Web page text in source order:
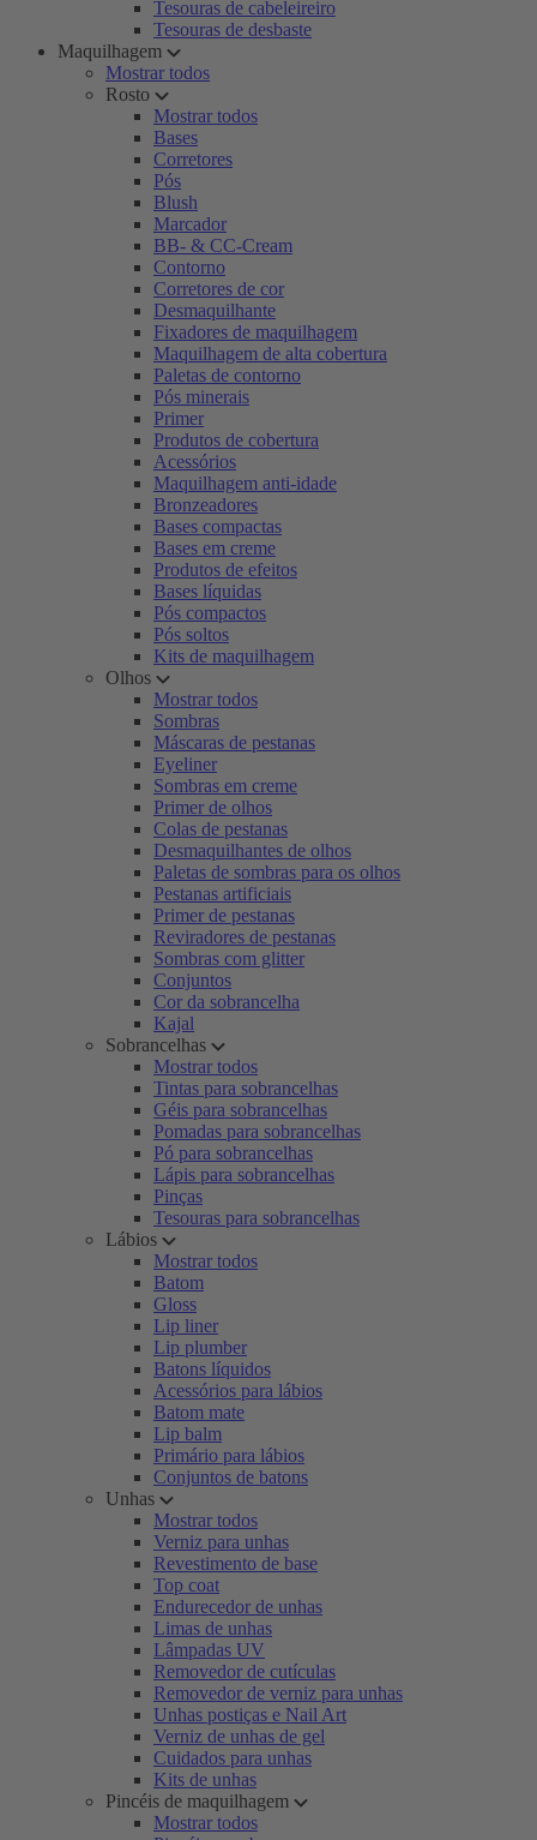
Tesouras de cabeleireiro
Tesouras de desbaste
Maquilhagem
Mostrar todos
Rosto
Mostrar todos
Bases
Corretores
Pós
Blush
Marcador
BB- & CC-Cream
Contorno
Corretores de cor
Desmaquilhante
Fixadores de maquilhagem
Maquilhagem de alta cobertura
Paletas de contorno
Pós minerais
Primer
Produtos de cobertura
Acessórios
Maquilhagem anti-idade
Bronzeadores
Bases compactas
Bases em creme
Produtos de efeitos
Bases líquidas
Pós compactos
Pós soltos
Kits de maquilhagem
Olhos
Mostrar todos
Sombras
Máscaras de pestanas
Eyeliner
Sombras em creme
Primer de olhos
Colas de pestanas
Desmaquilhantes de olhos
Paletas de sombras para os olhos
Pestanas artificiais
Primer de pestanas
Reviradores de pestanas
Sombras com glitter
Conjuntos
Cor da sobrancelha
Kajal
Sobrancelhas
Mostrar todos
Tintas para sobrancelhas
Géis para sobrancelhas
Pomadas para sobrancelhas
Pó para sobrancelhas
Lápis para sobrancelhas
Pinças
Tesouras para sobrancelhas
Lábios
Mostrar todos
Batom
Gloss
Lip liner
Lip plumber
Batons líquidos
Acessórios para lábios
Batom mate
Lip balm
Primário para lábios
Conjuntos de batons
Unhas
Mostrar todos
Verniz para unhas
Revestimento de base
Top coat
Endurecedor de unhas
Limas de unhas
Lâmpadas UV
Removedor de cutículas
Removedor de verniz para unhas
Unhas postiças e Nail Art
Verniz de unhas de gel
Cuidados para unhas
Kits de unhas
Pincéis de maquilhagem
Mostrar todos